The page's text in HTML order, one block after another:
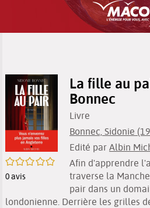
/5
0avis
La fille au
Bonnec
Livre
Bonnec, Sidonie
Edité par Albin
Afin d'apprendre
traverse la
pair dans un
londonienne. Derrière les grilles